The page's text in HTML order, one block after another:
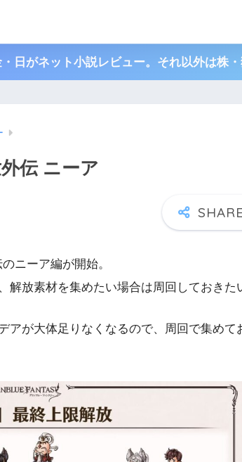
日がネット小説レビュー。それ以外は株・
伝 ニーア
ニーア編が開始。
放素材を集めたい場合は周回しておきた
アが大体足りなくなるので、周回で集めて